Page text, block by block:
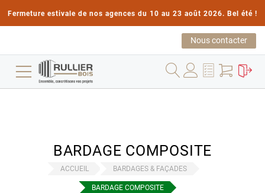
Fermeture estivale de nos agences du 10 au 23 août 2026. Bel été !
Nous contacter
BARDAGE COMPOSITE
ACCUEIL BARDAGES & FAÇADES
BARDAGE COMPOSITE